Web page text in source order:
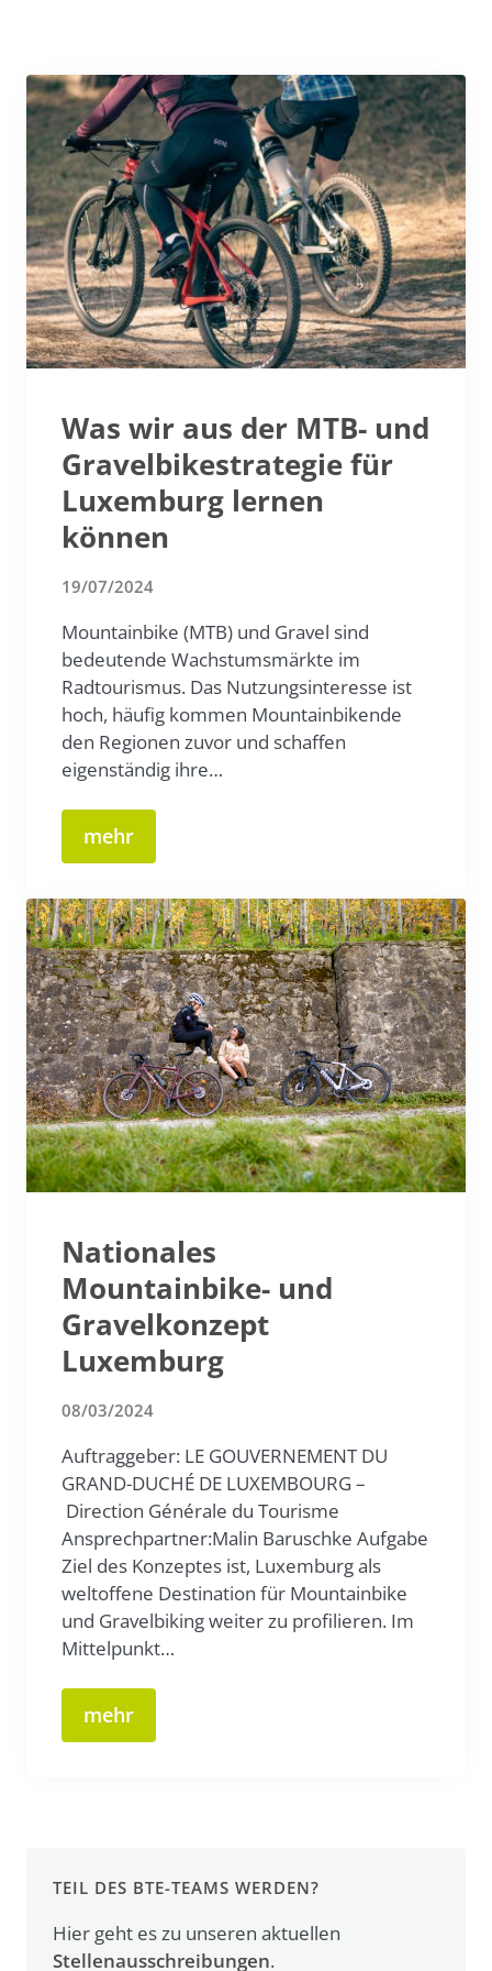
Was wir aus der MTB- und
Gravelbikestrategie für
Luxemburg lernen
können
19/07/2024
Mountainbike (MTB) und Gravel sind
bedeutende Wachstumsmärkte im
Radtourismus. Das Nutzungsinteresse ist
hoch, häufig kommen Mountainbikende
den Regionen zuvor und schaffen
eigenständig ihre…
mehr
Nationales
Mountainbike- und
Gravelkonzept
Luxemburg
08/03/2024
Auftraggeber: LE GOUVERNEMENT DU
GRAND-DUCHÉ DE LUXEMBOURG –
Direction Générale du Tourisme
Ansprechpartner:Malin Baruschke Aufgabe
Ziel des Konzeptes ist, Luxemburg als
weltoffene Destination für Mountainbike
und Gravelbiking weiter zu profilieren. Im
Mittelpunkt…
mehr
TEIL DES BTE-TEAMS WERDEN?
Hier geht es zu unseren aktuellen
Stellenausschreibungen.